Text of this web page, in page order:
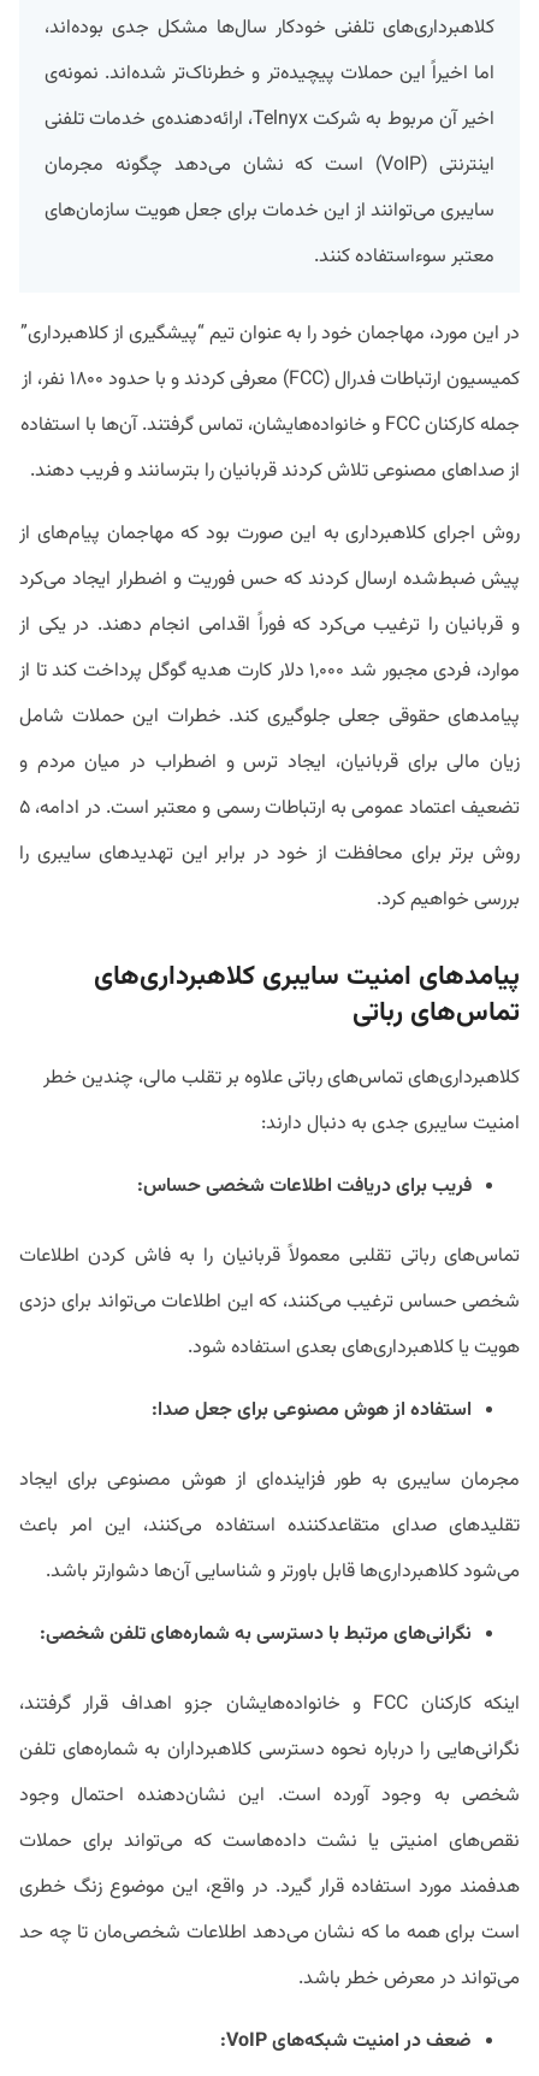
کلاهبرداری‌های تلفنی خودکار سال‌ها مشکل جدی بوده‌اند،
اما اخیراً این حملات پیچیده‌تر و خطرناک‌تر شده‌اند. نمونه‌ی
اخیر آن مربوط به شرکت Telnyx، ارائه‌دهنده‌ی خدمات تلفنی
اینترنتی (VoIP) است که نشان می‌دهد چگونه مجرمان
سایبری می‌توانند از این خدمات برای جعل هویت سازمان‌های
معتبر سوءاستفاده کنند.
در این مورد، مهاجمان خود را به عنوان تیم “پیشگیری از کلاهبرداری”
کمیسیون ارتباطات فدرال (FCC) معرفی کردند و با حدود ۱۸۰۰ نفر، از
جمله کارکنان FCC و خانواده‌هایشان، تماس گرفتند. آن‌ها با استفاده
از صداهای مصنوعی تلاش کردند قربانیان را بترسانند و فریب دهند.
روش اجرای کلاهبرداری به این صورت بود که مهاجمان پیام‌های از
پیش ضبط‌شده ارسال کردند که حس فوریت و اضطرار ایجاد می‌کرد
و قربانیان را ترغیب می‌کرد که فوراً اقدامی انجام دهند. در یکی از
موارد، فردی مجبور شد ۱,۰۰۰ دلار کارت هدیه گوگل پرداخت کند تا از
پیامدهای حقوقی جعلی جلوگیری کند. خطرات این حملات شامل
زیان مالی برای قربانیان، ایجاد ترس و اضطراب در میان مردم و
تضعیف اعتماد عمومی به ارتباطات رسمی و معتبر است. در ادامه، ۵
روش برتر برای محافظت از خود در برابر این تهدیدهای سایبری را
بررسی خواهیم کرد.
پیامدهای امنیت سایبری کلاهبرداری‌های
تماس‌های رباتی
کلاهبرداری‌های تماس‌های رباتی علاوه بر تقلب مالی، چندین خطر
امنیت سایبری جدی به دنبال دارند:
فریب برای دریافت اطلاعات شخصی حساس:
تماس‌های رباتی تقلبی معمولاً قربانیان را به فاش کردن اطلاعات
شخصی حساس ترغیب می‌کنند، که این اطلاعات می‌تواند برای دزدی
هویت یا کلاهبرداری‌های بعدی استفاده شود.
استفاده از هوش مصنوعی برای جعل صدا:
مجرمان سایبری به طور فزاینده‌ای از هوش مصنوعی برای ایجاد
تقلیدهای صدای متقاعدکننده استفاده می‌کنند، این امر باعث
می‌شود کلاهبرداری‌ها قابل باورتر و شناسایی آن‌ها دشوارتر باشد.
نگرانی‌های مرتبط با دسترسی به شماره‌های تلفن شخصی:
اینکه کارکنان FCC و خانواده‌هایشان جزو اهداف قرار گرفتند،
نگرانی‌هایی را درباره نحوه دسترسی کلاهبرداران به شماره‌های تلفن
شخصی به وجود آورده است. این نشان‌دهنده احتمال وجود
نقص‌های امنیتی یا نشت داده‌هاست که می‌تواند برای حملات
هدفمند مورد استفاده قرار گیرد. در واقع، این موضوع زنگ خطری
است برای همه ما که نشان می‌دهد اطلاعات شخصی‌مان تا چه حد
می‌تواند در معرض خطر باشد.
ضعف در امنیت شبکه‌های VoIP: